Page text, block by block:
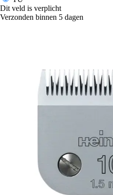
Dit veld is verplicht
Verzonden binnen 5 dagen